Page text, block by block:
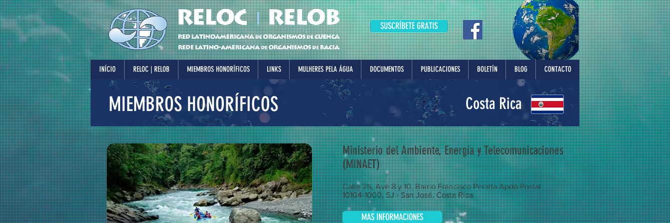
SUSCRÍBETE GRATIS
INÍCIO RELOC | RELOB MIEMBROS HONORÍFICOS LINKS MULHERES PELA ÁGUA DOCUMENTOS PUBLICACIONES BOLETÍN BLOG CONTACTO
MIEMBROS HONORÍFICOS Costa Rica
Ministerio del Ambiente, Energía y Telecomunicaciones
(MINAET)
Calle 25, Ave 8 y 10, Barrio Francisco Peralta Apdo Postal
10104-1000, SJ - San José, Costa Rica
MAS INFORMACIONES